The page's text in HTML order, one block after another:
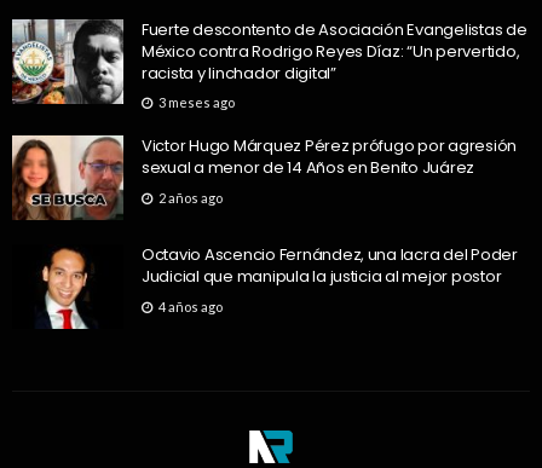
Fuerte descontento de Asociación Evangelistas de
México contra Rodrigo Reyes Díaz: “Un pervertido,
racista y linchador digital”
3 meses ago
Victor Hugo Márquez Pérez prófugo por agresión
sexual a menor de 14 Años en Benito Juárez
2 años ago
Octavio Ascencio Fernández, una lacra del Poder
Judicial que manipula la justicia al mejor postor
4 años ago